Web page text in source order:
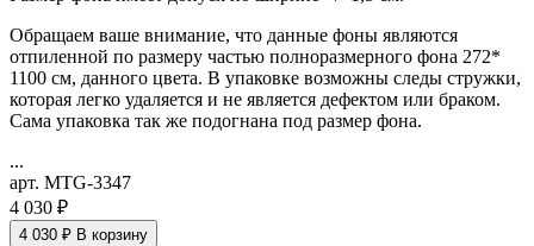
Обращаем ваше внимание, что данные фоны являются
отпиленной по размеру частью полноразмерного фона 272*
1100 см, данного цвета. В упаковке возможны следы стружки,
которая легко удаляется и не является дефектом или браком.
Сама упаковка так же подогнана под размер фона.
...
арт. MTG-3347
4 030 ₽
4 030 ₽ В корзину